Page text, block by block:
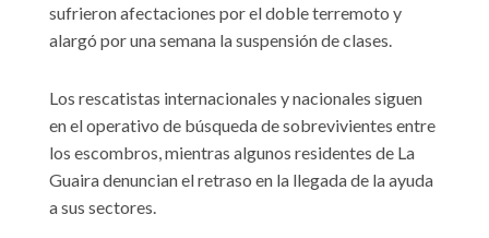
sufrieron afectaciones por el doble terremoto y
alargó por una semana la suspensión de clases.
Los rescatistas internacionales y nacionales siguen
en el operativo de búsqueda de sobrevivientes entre
los escombros, mientras algunos residentes de La
Guaira denuncian el retraso en la llegada de la ayuda
a sus sectores.